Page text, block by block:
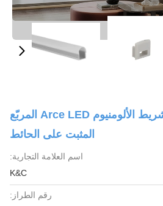
قناة الألومنيوم LED لشريط الألومنيوم Arce LED المربّع
المثبت على الحائط
اسم العلامة التجارية:
K&C
رقم الطراز: